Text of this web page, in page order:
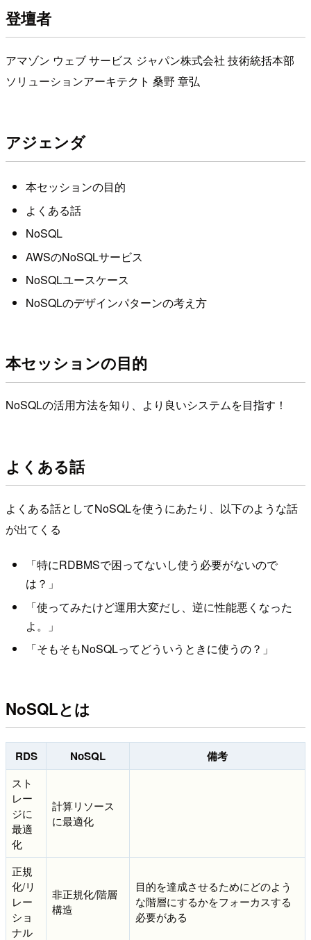
登壇者
アマゾン ウェブ サービス ジャパン株式会社 技術統括本部
ソリューションアーキテクト 桑野 章弘
アジェンダ
本セッションの目的
よくある話
NoSQL
AWSのNoSQLサービス
NoSQLユースケース
NoSQLのデザインパターンの考え方
本セッションの目的
NoSQLの活用方法を知り、より良いシステムを目指す！
よくある話
よくある話としてNoSQLを使うにあたり、以下のような話
が出てくる
「特にRDBMSで困ってないし使う必要がないので
は？」
「使ってみたけど運用大変だし、逆に性能悪くなった
よ。」
「そもそもNoSQLってどういうときに使うの？」
NoSQLとは
RDS NoSQL 備考
スト
レー
ジに
最適
化
計算リソース
に最適化
正規
化/リ
レー
ショ
ナル
非正規化/階層
構造
目的を達成させるためにどのよう
な階層にするかをフォーカスする
必要がある